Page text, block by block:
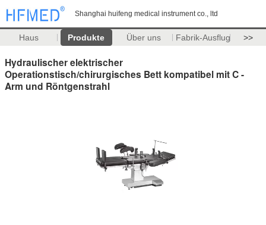
Shanghai huifeng medical instrument co., ltd
Haus Produkte Über uns Fabrik-Ausflug >>
Hydraulischer elektrischer
Operationstisch/chirurgisches Bett kompatibel mit C -
Arm und Röntgenstrahl